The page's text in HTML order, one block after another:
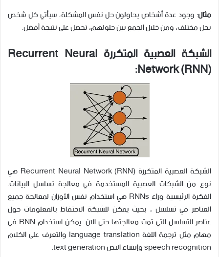
مثال: وجود عدة أشخاص يحاولون حل نفس المشكلة، سيأتي كل شخص
بحل مختلف، ومن خلال الجمع بين حلولهم، تحصل على نتيجة أفضل.
الشبكة العصبية المتكررة Recurrent Neural
Network (RNN):
الشبكة العصبية المتكررة Recurrent Neural Network (RNN) هي
نوع من الشبكات العصبية المستخدمة في معالجة تسلسل البيانات.
الفكرة الرئيسية وراء RNNs هي استخدام نفس الأوزان لمعالجة جميع
العناصر في تسلسل ، بحيث يمكن للشبكة الاحتفاظ بالمعلومات حول
عناصر التسلسل التي تمت معالجتها حتى الآن. يمكن استخدام RNN في
مهام مثل ترجمة اللغة language translation والتعرف على الكلام
speech recognition وإنشاء النص text generation.